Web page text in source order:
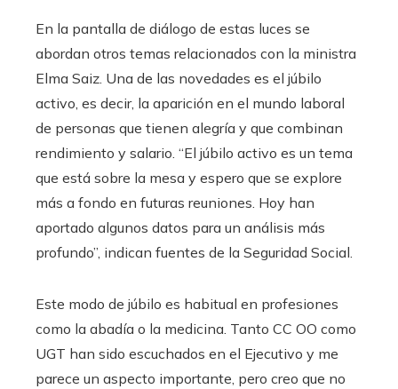
En la pantalla de diálogo de estas luces se
abordan otros temas relacionados con la ministra
Elma Saiz. Una de las novedades es el júbilo
activo, es decir, la aparición en el mundo laboral
de personas que tienen alegría y que combinan
rendimiento y salario. “El júbilo activo es un tema
que está sobre la mesa y espero que se explore
más a fondo en futuras reuniones. Hoy han
aportado algunos datos para un análisis más
profundo”, indican fuentes de la Seguridad Social.
Este modo de júbilo es habitual en profesiones
como la abadía o la medicina. Tanto CC OO como
UGT han sido escuchados en el Ejecutivo y me
parece un aspecto importante, pero creo que no